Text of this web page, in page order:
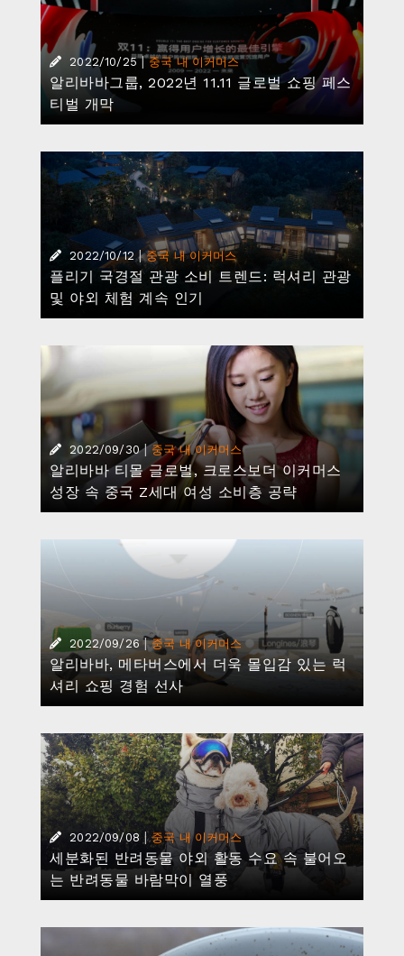
2022/10/25 | 중국 내 이커머스
알리바바그룹, 2022년 11.11 글로벌 쇼핑 페스
티벌 개막
2022/10/12 | 중국 내 이커머스
플리기 국경절 관광 소비 트렌드: 럭셔리 관광
및 야외 체험 계속 인기
2022/09/30 | 중국 내 이커머스
알리바바 티몰 글로벌, 크로스보더 이커머스
성장 속 중국 Z세대 여성 소비층 공략
2022/09/26 | 중국 내 이커머스
알리바바, 메타버스에서 더욱 몰입감 있는 럭
셔리 쇼핑 경험 선사
2022/09/08 | 중국 내 이커머스
세분화된 반려동물 야외 활동 수요 속 불어오
는 반려동물 바람막이 열풍